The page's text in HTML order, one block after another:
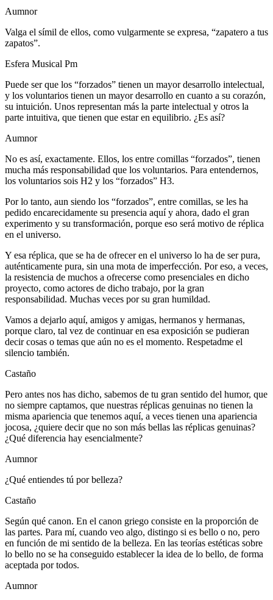
Aumnor
Valga el símil de ellos, como vulgarmente se expresa, “zapatero a tus
zapatos”.
Esfera Musical Pm
Puede ser que los “forzados” tienen un mayor desarrollo intelectual,
y los voluntarios tienen un mayor desarrollo en cuanto a su corazón,
su intuición. Unos representan más la parte intelectual y otros la
parte intuitiva, que tienen que estar en equilibrio. ¿Es así?
Aumnor
No es así, exactamente. Ellos, los entre comillas “forzados”, tienen
mucha más responsabilidad que los voluntarios. Para entendernos,
los voluntarios sois H2 y los “forzados” H3.
Por lo tanto, aun siendo los “forzados”, entre comillas, se les ha
pedido encarecidamente su presencia aquí y ahora, dado el gran
experimento y su transformación, porque eso será motivo de réplica
en el universo.
Y esa réplica, que se ha de ofrecer en el universo lo ha de ser pura,
auténticamente pura, sin una mota de imperfección. Por eso, a veces,
la resistencia de muchos a ofrecerse como presenciales en dicho
proyecto, como actores de dicho trabajo, por la gran
responsabilidad. Muchas veces por su gran humildad.
Vamos a dejarlo aquí, amigos y amigas, hermanos y hermanas,
porque claro, tal vez de continuar en esa exposición se pudieran
decir cosas o temas que aún no es el momento. Respetadme el
silencio también.
Castaño
Pero antes nos has dicho, sabemos de tu gran sentido del humor, que
no siempre captamos, que nuestras réplicas genuinas no tienen la
misma apariencia que tenemos aquí, a veces tienen una apariencia
jocosa, ¿quiere decir que no son más bellas las réplicas genuinas?
¿Qué diferencia hay esencialmente?
Aumnor
¿Qué entiendes tú por belleza?
Castaño
Según qué canon. En el canon griego consiste en la proporción de
las partes. Para mí, cuando veo algo, distingo si es bello o no, pero
en función de mi sentido de la belleza. En las teorías estéticas sobre
lo bello no se ha conseguido establecer la idea de lo bello, de forma
aceptada por todos.
Aumnor